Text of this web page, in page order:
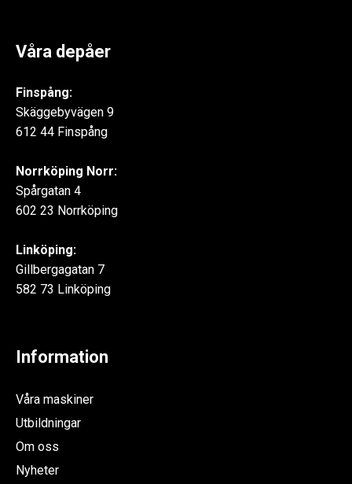
Våra depåer
Finspång:
Skäggebyvägen 9
612 44 Finspång
Norrköping Norr:
Spårgatan 4
602 23 Norrköping
Linköping:
Gillbergagatan 7
582 73 Linköping
Information
Våra maskiner
Utbildningar
Om oss
Nyheter